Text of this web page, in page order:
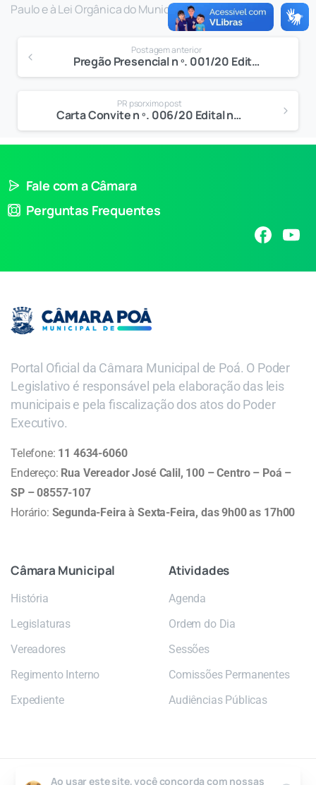
Paulo e à Lei Orgânica do Município”.
Postagem anterior
Pregão Presencial n º. 001/20 Edital nº. 006/20 Processo nº. 104/20
PR psorximo post
Carta Convite n º. 006/20 Edital nº. 007/20 Processo nº. 204/20
Fale com a Câmara
Perguntas Frequentes
Portal Oficial da Câmara Municipal de Poá. O Poder
Legislativo é responsável pela elaboração das leis
municipais e pela fiscalização dos atos do Poder
Executivo.
Telefone: 11 4634-6060
Endereço: Rua Vereador José Calil, 100 – Centro – Poá –
SP – 08557-107
Horário: Segunda-Feira à Sexta-Feira, das 9h00 as 17h00
Câmara Municipal
História
Legislaturas
Vereadores
Regimento Interno
Expediente
Atividades
Agenda
Ordem do Dia
Sessões
Comissões Permanentes
Audiências Públicas
Ao usar este site, você concorda com nossas